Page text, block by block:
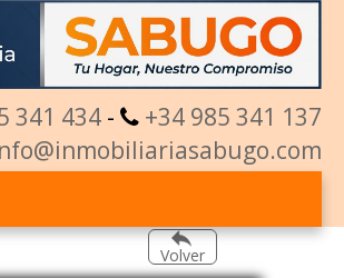
341 434 -
+34 985 341 137
Volver